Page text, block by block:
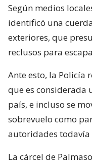
Según medios
identificó una
exteriores, que
reclusos para
Ante esto, la Policía
que es considerada
país, e incluso se
sobrevuelo como
autoridades todavía
La cárcel de